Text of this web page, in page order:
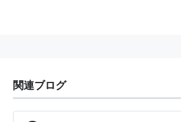
関連ブログ